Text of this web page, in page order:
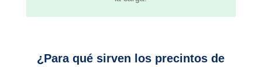
¿Para qué sirven los precintos de